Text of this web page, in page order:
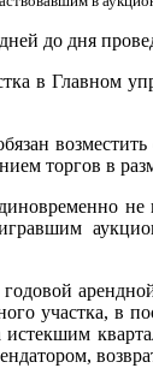
до дня
в Главном
торгов в
участка,